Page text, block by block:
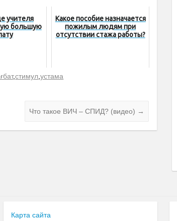
учителя
большую
Какое пособие назначается
пожилым людям при
отсутствии стажа работы?
,стимул,устама
Что такое ВИЧ – СПИД? (видео) →
Карта сайта